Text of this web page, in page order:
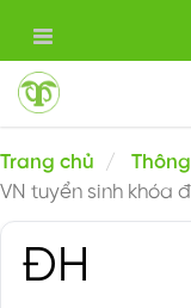
Trang chủ
VN tuyển sinh khóa
ĐH